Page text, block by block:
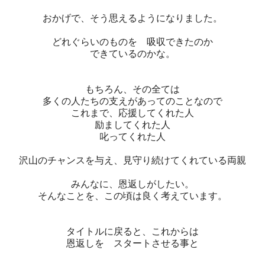
おかげで、そう思えるようになりました。
どれぐらいのものを 吸収できたのか
できているのかな。
もちろん、その全ては
多くの人たちの支えがあってのことなので
これまで、応援してくれた人
励ましてくれた人
叱ってくれた人
沢山のチャンスを与え、見守り続けてくれている両親
みんなに、恩返しがしたい。
そんなことを、この頃は良く考えています。
タイトルに戻ると、これからは
恩返しを スタートさせる事と